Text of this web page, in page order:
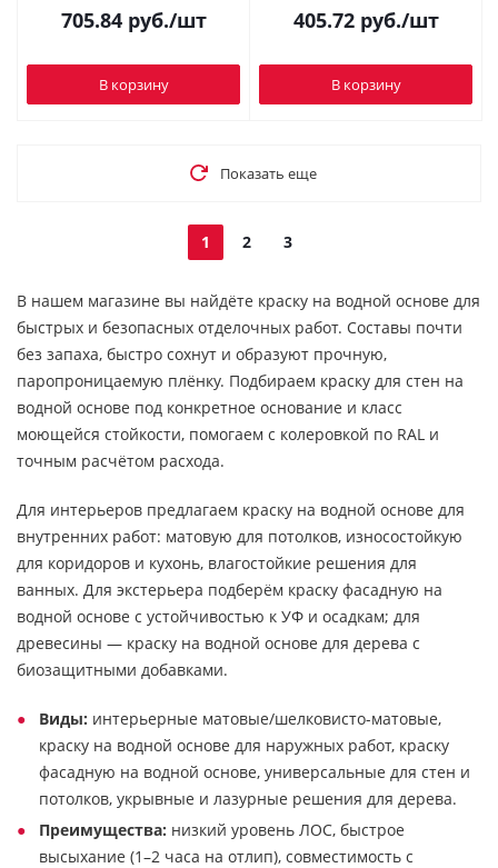
705.84руб./шт
В корзину
405.72руб./шт
В корзину
Показать еще
1 2 3
В нашем магазине вы найдёте краску на водной основе для
быстрых и безопасных отделочных работ. Составы почти
без запаха, быстро сохнут и образуют прочную,
паропроницаемую плёнку. Подбираем краску для стен на
водной основе под конкретное основание и класс
моющейся стойкости, помогаем с колеровкой по RAL и
точным расчётом расхода.
Для интерьеров предлагаем краску на водной основе для
внутренних работ: матовую для потолков, износостойкую
для коридоров и кухонь, влагостойкие решения для
ванных. Для экстерьера подберём краску фасадную на
водной основе с устойчивостью к УФ и осадкам; для
древесины — краску на водной основе для дерева с
биозащитными добавками.
Виды: интерьерные матовые/шелковисто-матовые,
краску на водной основе для наружных работ, краску
фасадную на водной основе, универсальные для стен и
потолков, укрывные и лазурные решения для дерева.
Преимущества: низкий уровень ЛОС, быстрое
высыхание (1–2 часа на отлип), совместимость с